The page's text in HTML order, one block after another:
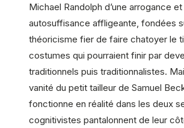
Michael Randolph d’une arrogance et
autosuffisance affligeante, fondées
théoricisme fier de faire chatoyer le
costumes qui pourraient finir par
traditionnels puis traditionnalistes.
vanité du petit tailleur de Samuel
fonctionne en réalité dans les deux
cognitivistes pantalonnent de leur